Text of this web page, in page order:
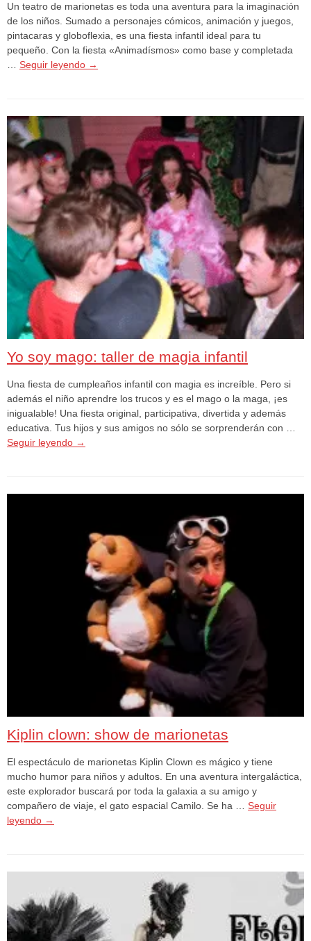
Un teatro de marionetas es toda una aventura para la imaginación
de los niños. Sumado a personajes cómicos, animación y juegos,
pintacaras y globoflexia, es una fiesta infantil ideal para tu
pequeño. Con la fiesta «Animadísmos» como base y completada
… Seguir leyendo →
Yo soy mago: taller de magia infantil
Una fiesta de cumpleaños infantil con magia es increíble. Pero si
además el niño aprendre los trucos y es el mago o la maga, ¡es
inigualable! Una fiesta original, participativa, divertida y además
educativa. Tus hijos y sus amigos no sólo se sorprenderán con …
Seguir leyendo →
Kiplin clown: show de marionetas
El espectáculo de marionetas Kiplin Clown es mágico y tiene
mucho humor para niños y adultos. En una aventura intergaláctica,
este explorador buscará por toda la galaxia a su amigo y
compañero de viaje, el gato espacial Camilo. Se ha … Seguir
leyendo →